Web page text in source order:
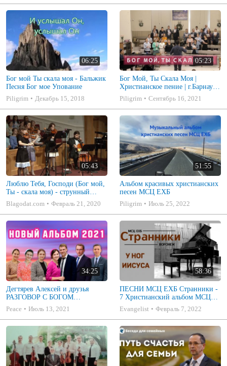
06:25
Бог мой Ты скала моя - Бальжик
Песня Бог мое Упование
Piligrim
Декабрь 15, 2018
05:23
Бог Мой, Ты Скала Моя |
Христианское пение | г.Барнаул |
МСЦ ЕХБ
Piligrim Сентябрь 16, 2021
05:43
Люблю Тебя, Господи (Бог мой,
Ты - скала моя) - струнный
ансамбль
Blagodat.com Февраль 21, 2020
51:55
Альбом красивых христианских
песен МСЦ ЕХБ
Piligrim
Июль 25, 2022
34:25
Дегтярев Алексей и друзья
РАЗГОВОР С БОГОМ
Христианские песни МСЦ ЕХБ
2021 (7я)
Peace Июль 13, 2021
58:36
ПЕСНИ МСЦ ЕХБ Странники -
7 Христианский альбом МСЦ
ЕХБ
Evangelist Февраль 7, 2022